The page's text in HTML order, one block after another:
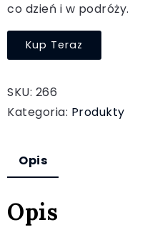
co dzień i w podróży.
Kup Teraz
SKU: 266
Kategoria: Produkty
Opis
Opis